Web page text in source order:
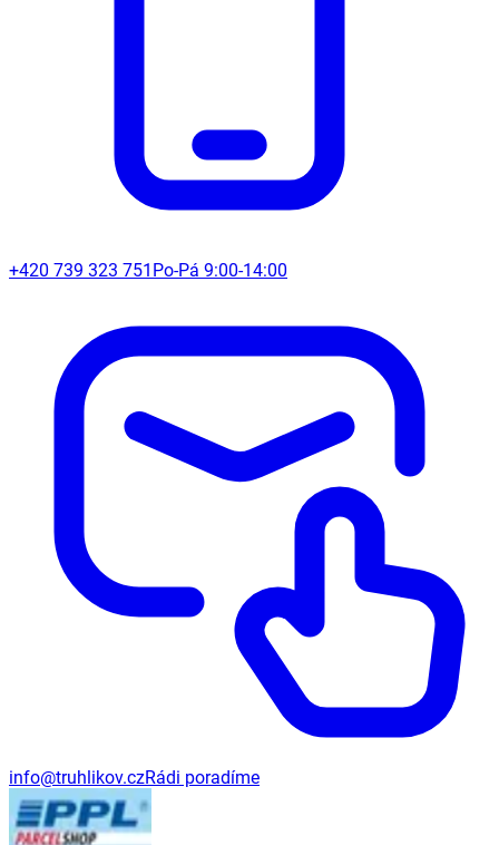
+420 739 323 751 Po-Pá 9:00-14:00
info@truhlikov.czRádi poradíme